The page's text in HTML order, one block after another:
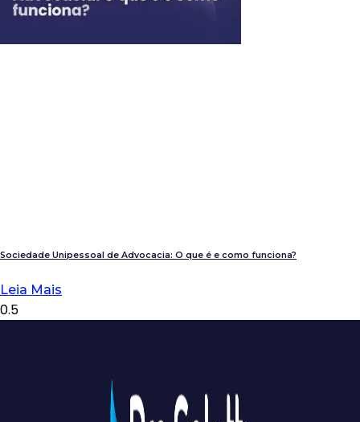
Sociedade Unipessoal de Advocacia: O que é e como funciona?
Leia Mais